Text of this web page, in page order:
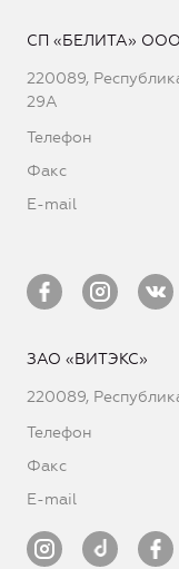
СП «БЕЛИТА» ООО
220089,
29А
Телефон
Факс
E-mail
ЗАО «ВИТЭКС»
220089,
Телефон
Факс
E-mail